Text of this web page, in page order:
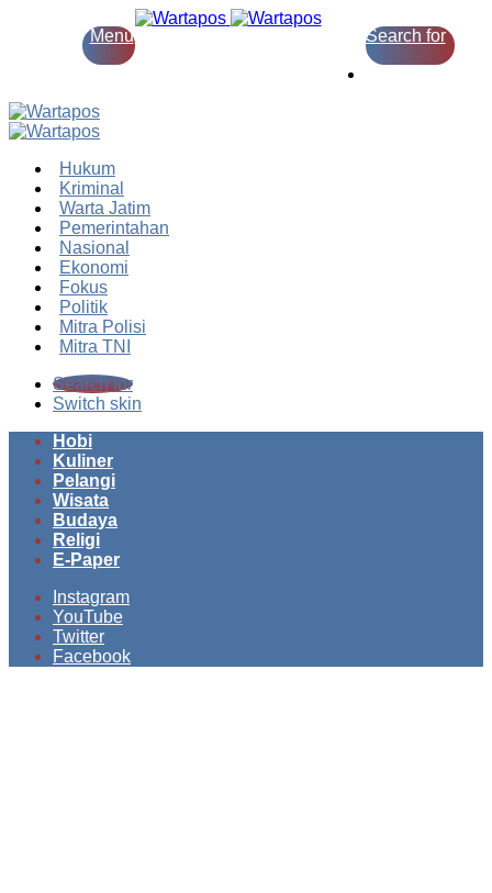
Menu Search for
Hukum
Kriminal
Warta Jatim
Pemerintahan
Nasional
Ekonomi
Fokus
Politik
Mitra Polisi
Mitra TNI
Search for
Switch skin
Hobi
Kuliner
Pelangi
Wisata
Budaya
Religi
E-Paper
Instagram
YouTube
Twitter
Facebook